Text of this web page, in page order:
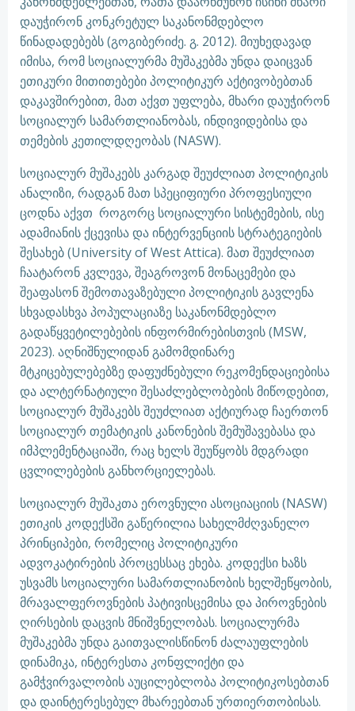
დაუჭირონ კონკრეტულ საკანონმდებლო
წინადადებებს (გოგიბერიძე. გ. 2012). მიუხედავად
იმისა, რომ სოციალურმა მუშაკებმა უნდა დაიცვან
ეთიკური მითითებები პოლიტიკურ აქტივობებთან
დაკავშირებით, მათ აქვთ უფლება, მხარი დაუჭირონ
სოციალურ სამართლიანობას, ინდივიდებისა და
თემების კეთილდღეობას (NASW).
სოციალურ მუშაკებს კარგად შეუძლიათ პოლიტიკის
ანალიზი, რადგან მათ სპეციფიური პროფესიული
ცოდნა აქვთ როგორც სოციალური სისტემების, ისე
ადამიანის ქცევისა და ინტერვენციის სტრატეგიების
შესახებ (University of West Attica). მათ შეუძლიათ
ჩაატარონ კვლევა, შეაგროვონ მონაცემები და
შეაფასონ შემოთავაზებული პოლიტიკის გავლენა
სხვადასხვა პოპულაციაზე საკანონმდებლო
გადაწყვეტილებების ინფორმირებისთვის (MSW,
2023). აღნიშნულიდან გამომდინარე
მტკიცებულებებზე დაფუძნებული რეკომენდაციებისა
და ალტერნატიული შესაძლებლობების მიწოდებით,
სოციალურ მუშაკებს შეუძლიათ აქტიურად ჩაერთონ
სოციალურ თემატიკის კანონების შემუშავებასა და
იმპლემენტაციაში, რაც ხელს შეუწყობს მდგრადი
ცვლილებების განხორციელებას.
სოციალურ მუშაკთა ეროვნული ასოციაციის (NASW)
ეთიკის კოდექსში გაწერილია სახელმძღვანელო
პრინციპები, რომელიც პოლიტიკური
ადვოკატირების პროცესსაც ეხება. კოდექსი ხაზს
უსვამს სოციალური სამართლიანობის ხელშეწყობის,
მრავალფეროვნების პატივისცემისა და პიროვნების
ღირსების დაცვის მნიშვნელობას. სოციალურმა
მუშაკებმა უნდა გაითვალისწინონ ძალაუფლების
დინამიკა, ინტერესთა კონფლიქტი და
გამჭვირვალობის აუცილებლობა პოლიტიკოსებთან
და დაინტერესებულ მხარეებთან ურთიერთობისას.